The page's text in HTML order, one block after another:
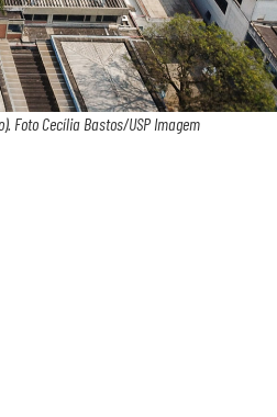
Foto Cecília Bastos/USP Imagem